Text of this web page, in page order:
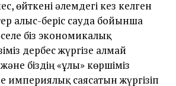
өйткені әлемдегі кез келген
алыс-беріс сауда бойынша
біз экономикалық
дербес жүргізе алмай
біздің «ұлы» көршіміз
империялық саясатын жүргізіп